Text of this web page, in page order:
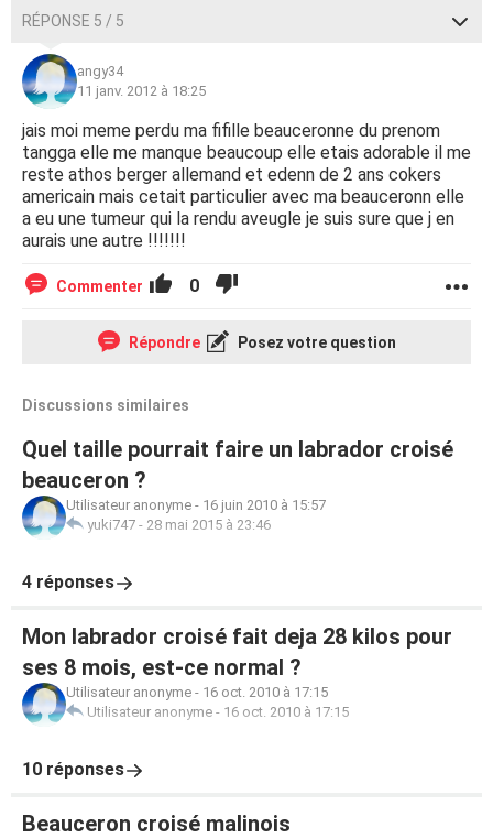
RÉPONSE 5 / 5
angy34
11 janv. 2012 à 18:25
jais moi meme perdu ma fifille beauceronne du prenom
tangga elle me manque beaucoup elle etais adorable il me
reste athos berger allemand et edenn de 2 ans cokers
americain mais cetait particulier avec ma beauceronn elle
a eu une tumeur qui la rendu aveugle je suis sure que j en
aurais une autre !!!!!!!
Commenter 0
Répondre Posez votre question
Discussions similaires
Quel taille pourrait faire un labrador croisé
beauceron ?
Utilisateur anonyme - 16 juin 2010 à 15:57
yuki747 - 28 mai 2015 à 23:46
4 réponses
Mon labrador croisé fait deja 28 kilos pour
ses 8 mois, est-ce normal ?
Utilisateur anonyme - 16 oct. 2010 à 17:15
Utilisateur anonyme - 16 oct. 2010 à 17:15
10 réponses
Beauceron croisé malinois